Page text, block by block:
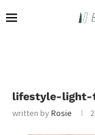
lifestyle-light-
written byRosie